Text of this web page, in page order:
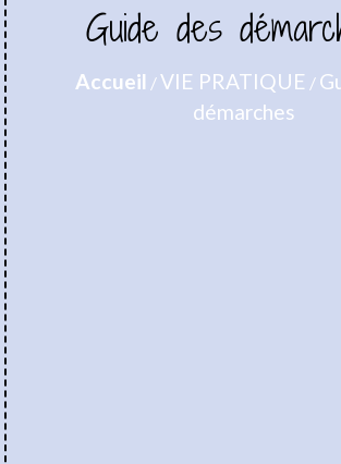
Guide des
Accueil /VIE PRATIQUE /
démarches